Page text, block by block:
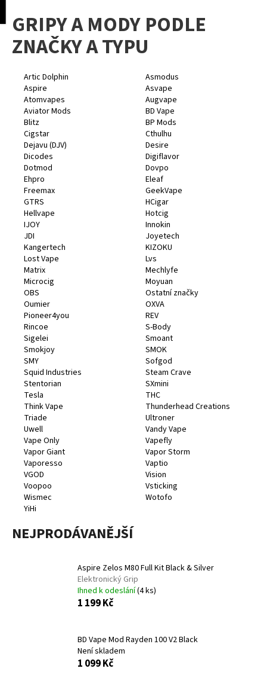
Přejít
obsah
GRIPY A MODY PODLE
ZNAČKY A TYPU
Artic Dolphin
Asmodus
Aspire
Asvape
Atomvapes
Augvape
Aviator Mods
BD Vape
Blitz
BP Mods
Cigstar
Cthulhu
Dejavu (DJV)
Desire
Dicodes
Digiflavor
Dotmod
Dovpo
Ehpro
Eleaf
Freemax
GeekVape
GTRS
HCigar
Hellvape
Hotcig
IJOY
Innokin
JDI
Joyetech
Kangertech
KIZOKU
Lost Vape
Lvs
Matrix
Mechlyfe
Microcig
Moyuan
OBS
Ostatní značky
Oumier
OXVA
Pioneer4you
REV
Rincoe
S-Body
Sigelei
Smoant
Smokjoy
SMOK
SMY
Sofgod
Squid Industries
Steam Crave
Stentorian
SXmini
Tesla
THC
Think Vape
Thunderhead Creations
Triade
Ultroner
Uwell
Vandy Vape
Vape Only
Vapefly
Vapor Giant
Vapor Storm
Vaporesso
Vaptio
VGOD
Vision
Voopoo
Vsticking
Wismec
Wotofo
YiHi
NEJPRODÁVANĚJŠÍ
Aspire Zelos M80 Full Kit Black & Silver
Elektronický Grip
Ihned k odeslání(4 ks)
1 199 Kč
BD Vape Mod Rayden 100 V2 Black
Není skladem
1 099 Kč
o Zpět
Zpět
č